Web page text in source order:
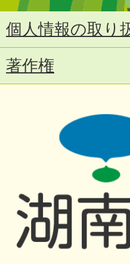
個人情報の取り
著作権